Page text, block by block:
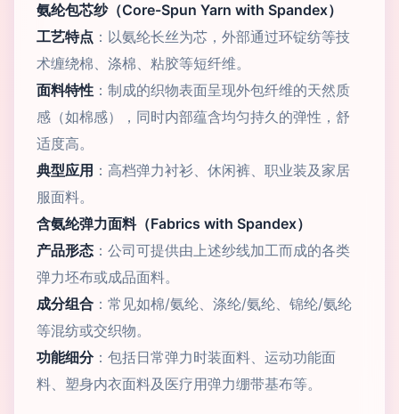
氨纶包芯纱（Core-Spun Yarn with Spandex）
工艺特点 ：以氨纶长丝为芯，外部通过环锭纺等技
术缠绕棉、涤棉、粘胶等短纤维。
面料特性 ：制成的织物表面呈现外包纤维的天然质
感（如棉感），同时内部蕴含均匀持久的弹性，舒
适度高。
典型应用 ：高档弹力衬衫、休闲裤、职业装及家居
服面料。
含氨纶弹力面料（Fabrics with Spandex）
产品形态 ：公司可提供由上述纱线加工而成的各类
弹力坯布或成品面料。
成分组合 ：常见如棉/氨纶、涤纶/氨纶、锦纶/氨纶
等混纺或交织物。
功能细分：包括日常弹力时装面料、运动功能面
料、塑身内衣面料及医疗用弹力绷带基布等。